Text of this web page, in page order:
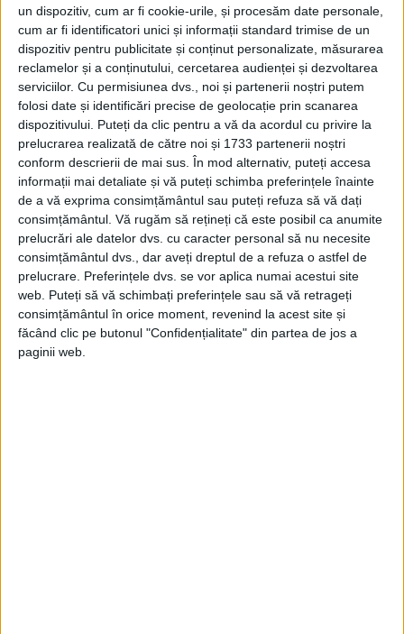
un dispozitiv, cum ar fi cookie-urile, și procesăm date personale,
cum ar fi identificatori unici și informații standard trimise de un
dispozitiv pentru publicitate și conținut personalizate, măsurarea
reclamelor și a conținutului, cercetarea audienței și dezvoltarea
serviciilor. Cu permisiunea dvs., noi și partenerii noștri putem
folosi date și identificări precise de geolocație prin scanarea
dispozitivului. Puteți da clic pentru a vă da acordul cu privire la
prelucrarea realizată de către noi și 1733 partenerii noștri
conform descrierii de mai sus. În mod alternativ, puteți accesa
informații mai detaliate și vă puteți schimba preferințele înainte
de a vă exprima consimțământul sau puteți refuza să vă dați
consimțământul. Vă rugăm să rețineți că este posibil ca anumite
prelucrări ale datelor dvs. cu caracter personal să nu necesite
consimțământul dvs., dar aveți dreptul de a refuza o astfel de
prelucrare. Preferințele dvs. se vor aplica numai acestui site
web. Puteți să vă schimbați preferințele sau să vă retrageți
consimțământul în orice moment, revenind la acest site și
făcând clic pe butonul "Confidențialitate" din partea de jos a
paginii web.
El a fost, de asemenea, procuror la secția
penală a tribunalului (1837), la curtea de
apel (1841, 1842) și membru al secției
penale a Curții de Apel (1853).
ÎN 1855 A REVENIT ÎN SECRETARIAT CA
ASESOR.
În anul următor, a fost numit în comitetul
care s-a ocupat cu eliberarea robilor țigani.
Ulterior, a fost membru al Curții Supreme
de Justiție și, în 1859, președinte al
tribunalului comercial.